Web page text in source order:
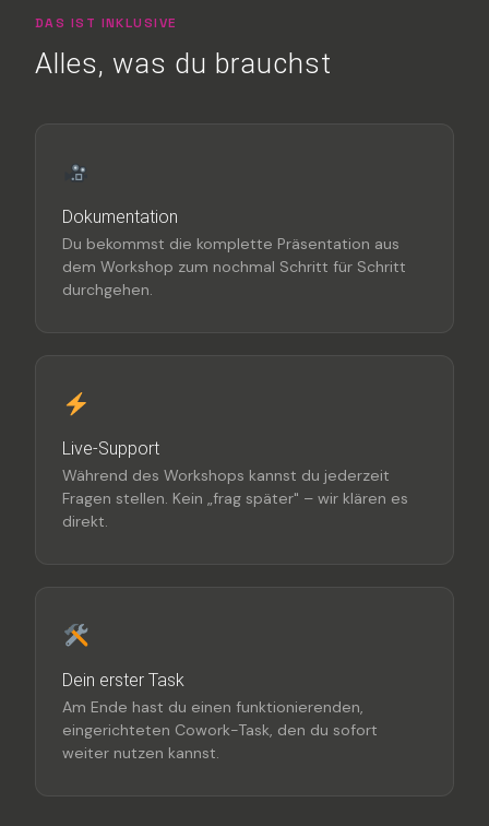
DAS IST INKLUSIVE
Alles, was du brauchst
Dokumentation
Du bekommst die komplette Präsentation aus
dem Workshop zum nochmal Schritt für Schritt
durchgehen.
Live-Support
Während des Workshops kannst du jederzeit
Fragen stellen. Kein „frag später" – wir klären es
direkt.
Dein erster Task
Am Ende hast du einen funktionierenden,
eingerichteten Cowork-Task, den du sofort
weiter nutzen kannst.